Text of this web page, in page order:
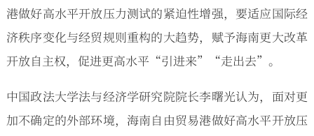
港做好高水平开放压力测试的紧迫性增强，要适应国际经
济秩序变化与经贸规则重构的大趋势，赋予海南更大改革
开放自主权，促进更高水平“引进来”“走出去”。
中国政法大学法与经济学研究院院长李曙光认为，面对更
加不确定的外部环境，海南自由贸易港做好高水平开放压